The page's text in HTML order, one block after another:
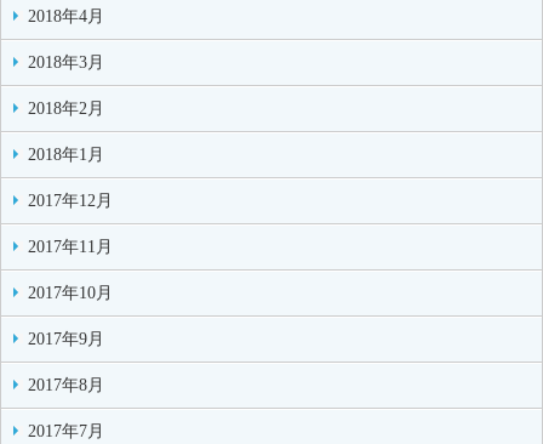
2018年4月
2018年3月
2018年2月
2018年1月
2017年12月
2017年11月
2017年10月
2017年9月
2017年8月
2017年7月